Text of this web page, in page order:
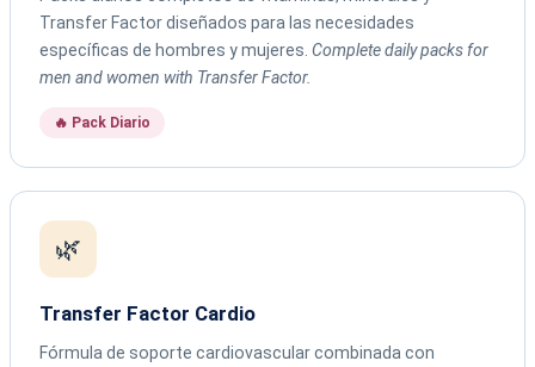
Transfer Factor diseñados para las necesidades
específicas de hombres y mujeres. Complete daily packs for
men and women with Transfer Factor.
🔥 Pack Diario
🌿
Transfer Factor Cardio
Fórmula de soporte cardiovascular combinada con